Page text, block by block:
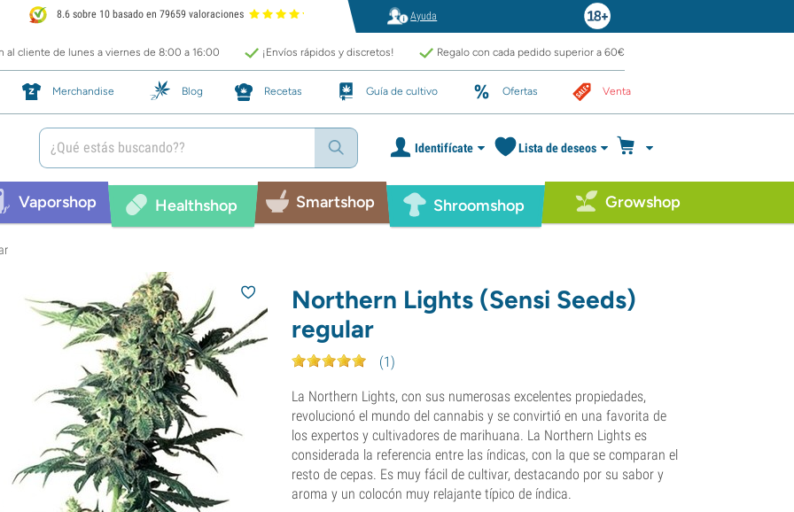
8.6 sobre 10 basado en 79659 valoraciones Ayuda
al cliente de lunes a viernes de 8:00 a 16:00 ¡Envíos rápidos y discretos! Regalo con cada pedido superior a 60€
Merchandise Blog Recetas Guía de cultivo Ofertas Venta
Identifícate Lista de deseos
Vaporshop Healthshop Smartshop Shroomshop Growshop
Northern Lights (Sensi Seeds)
regular
(1)
La Northern Lights, con sus numerosas excelentes propiedades,
revolucionó el mundo del cannabis y se convirtió en una favorita de
los expertos y cultivadores de marihuana. La Northern Lights es
considerada la referencia entre las índicas, con la que se comparan el
resto de cepas. Es muy fácil de cultivar, destacando por su sabor y
aroma y un colocón muy relajante típico de índica.